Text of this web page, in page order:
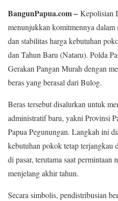
BangunPapua.com – Kepolisian
menunjukkan komitmennya dalam
dan stabilitas harga kebutuhan
dan Tahun Baru (Nataru). Polda
Gerakan Pangan Murah dengan
beras yang berasal dari Bulog.
Beras tersebut disalurkan untuk
administratif baru, yakni Provinsi
Papua Pegunungan. Langkah ini
kebutuhan pokok tetap terjangkau
di pasar, terutama saat permintaan
menjelang akhir tahun.
Secara simbolis, pendistribusian